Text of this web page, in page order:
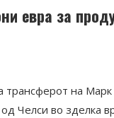
евра за
трансферот на
Челси во зделка